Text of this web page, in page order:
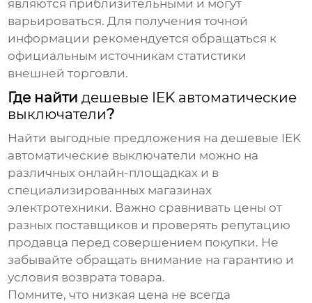
являются приблизительными и могут
варьироваться. Для получения точной
информации рекомендуется обращаться к
официальным источникам статистики
внешней торговли.
Где найтидешевые IEK автоматические
выключатели?
Найти выгодные предложения надешевые IEK
автоматические выключатели можно на
различных онлайн-площадках и в
специализированных магазинах
электротехники. Важно сравнивать цены от
разных поставщиков и проверять репутацию
продавца перед совершением покупки. Не
забывайте обращать внимание на гарантию и
условия возврата товара.
Помните, что низкая цена не всегда